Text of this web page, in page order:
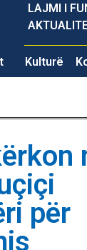
LAJMI I
Kulturë
për